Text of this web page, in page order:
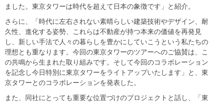
ました。東京タワーは時代を超えて日本の象徴です」と紹介。
さらに、「時代に左右されない素晴らしい建築技術やデザイン、耐
久性、進化する姿勢、これらは不動産が持つ本来の価値を再発見
し、新しい手法で人々の暮らしを豊かにしていこうという私たちの
理想とも重なります。今回の東京タワーのツアーへのご協賛は、こ
の共鳴から生まれた取り組みです。そして今回のコラボレーション
を記念し今日特別に東京タワーをライトアップいたします」と、東
京タワーとのコラボレーションを発表した。
また、同社にとっても重要な位置づけのプロジェクトと話し、「東